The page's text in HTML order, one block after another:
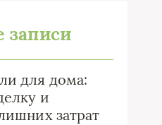
записи
для дома:
и
затрат